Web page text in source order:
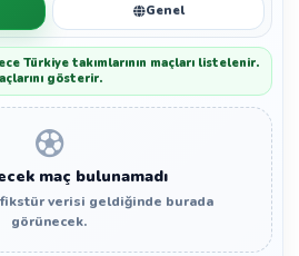
Genel
Türkiye takımlarının maçları listelenir.
gösterir.
maç bulunamadı
fikstür verisi geldiğinde burada
görünecek.